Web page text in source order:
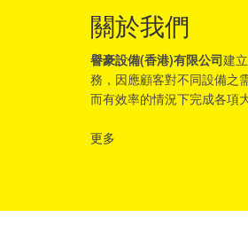
關於我們
譽豪設備(香港)有限公司建
務，因應顧客對不同設備之
而有效率的情況下完成各項
更多